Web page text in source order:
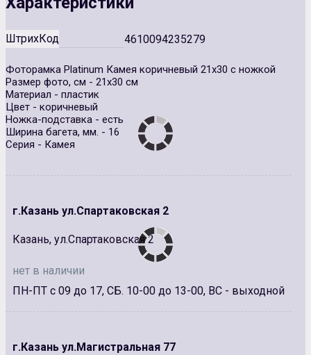
ШтрихКод 4610094235279
Фоторамка Platinum Камея коричневый 21х30 с ножкой
Размер фото, см - 21х30 см
Материал - пластик
Цвет - коричневый
Ножка-подставка - есть
Ширина багета, мм. - 16
Серия - Камея
г.Казань ул.Спартаковская 2
Казань, ул.Спартаковская 2
нет в наличии
ПН-ПТ с 09 до 17, СБ. 10-00 до 13-00, ВС - выходной
г.Казань ул.Магистральная 77